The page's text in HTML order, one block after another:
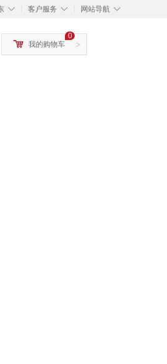
◇ ◇
客户服务 ◇
网站导航
>
0
我的购物车